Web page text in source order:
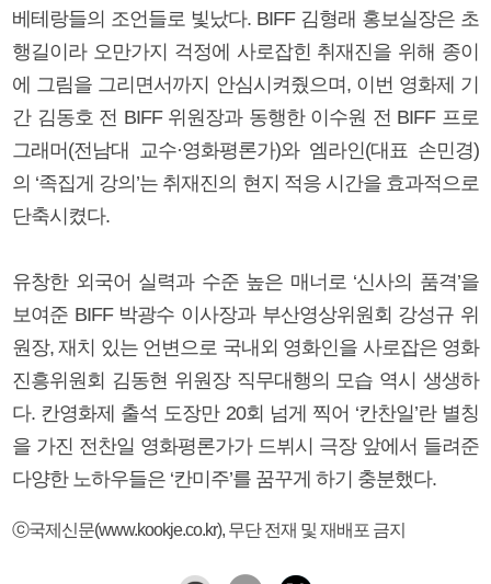
베테랑들의 조언들로 빛났다. BIFF 김형래 홍보실장은 초
행길이라 오만가지 걱정에 사로잡힌 취재진을 위해 종이
에 그림을 그리면서까지 안심시켜줬으며, 이번 영화제 기
간 김동호 전 BIFF 위원장과 동행한 이수원 전 BIFF 프로
그래머(전남대 교수·영화평론가)와 엠라인(대표 손민경)
의 ‘족집게 강의’는 취재진의 현지 적응 시간을 효과적으로
단축시켰다.
유창한 외국어 실력과 수준 높은 매너로 ‘신사의 품격’을
보여준 BIFF 박광수 이사장과 부산영상위원회 강성규 위
원장, 재치 있는 언변으로 국내외 영화인을 사로잡은 영화
진흥위원회 김동현 위원장 직무대행의 모습 역시 생생하
다. 칸영화제 출석 도장만 20회 넘게 찍어 ‘칸찬일’란 별칭
을 가진 전찬일 영화평론가가 드뷔시 극장 앞에서 들려준
다양한 노하우들은 ‘칸미주’를 꿈꾸게 하기 충분했다.
ⓒ국제신문(www.kookje.co.kr), 무단 전재 및 재배포 금지